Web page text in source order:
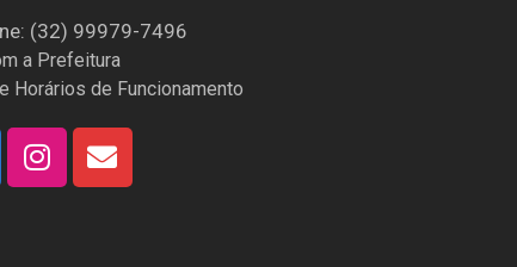
(32) 99979-7496
a Prefeitura
Horários de Funcionamento